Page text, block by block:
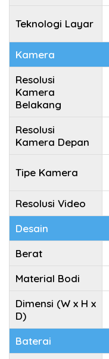
Teknologi Layar
Kamera
Resolusi
Kamera
Belakang
Resolusi
Kamera Depan
Tipe Kamera
Resolusi Video
Desain
Berat
Material Bodi
Dimensi (W x H x
D)
Baterai